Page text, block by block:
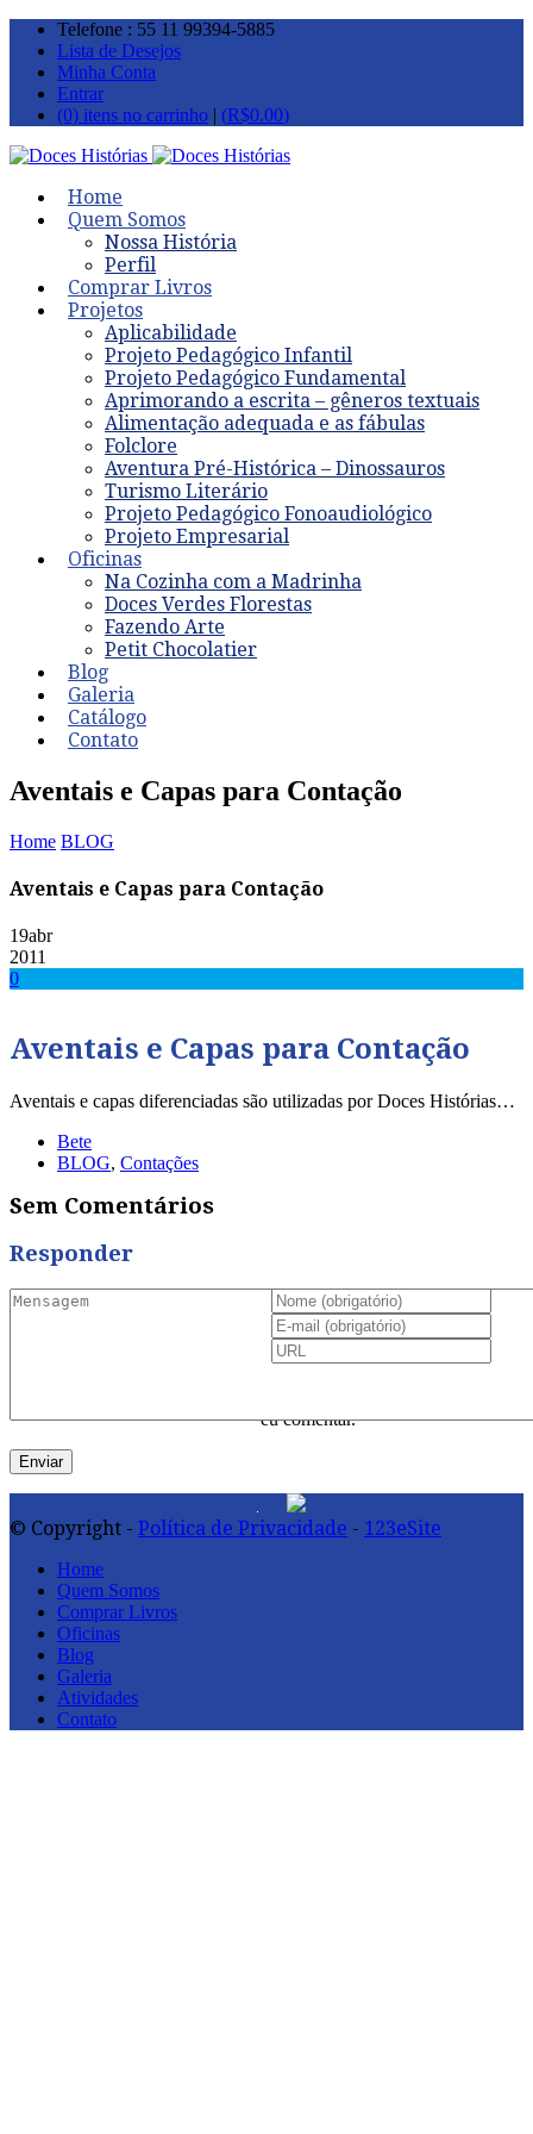
Telefone : 55 11 99394-5885
Lista de Desejos
Minha Conta
Entrar
(0) itens no carrinho | (R$0.00)
Home
Quem Somos
Nossa História
Perfil
Comprar Livros
Projetos
Aplicabilidade
Projeto Pedagógico Infantil
Projeto Pedagógico Fundamental
Aprimorando a escrita – gêneros textuais
Alimentação adequada e as fábulas
Folclore
Aventura Pré-Histórica – Dinossauros
Turismo Literário
Projeto Pedagógico Fonoaudiológico
Projeto Empresarial
Oficinas
Na Cozinha com a Madrinha
Doces Verdes Florestas
Fazendo Arte
Petit Chocolatier
Blog
Galeria
Catálogo
Contato
Aventais e Capas para Contação
Home BLOG
Aventais e Capas para Contação
19abr
2011
0
Aventais e Capas para Contação
Aventais e capas diferenciadas são utilizadas por Doces Histórias…
Bete
BLOG, Contações
Sem Comentários
Responder
eu comentar.
© Copyright - Política de Privacidade - 123eSite
Home
Quem Somos
Comprar Livros
Oficinas
Blog
Galeria
Atividades
Contato